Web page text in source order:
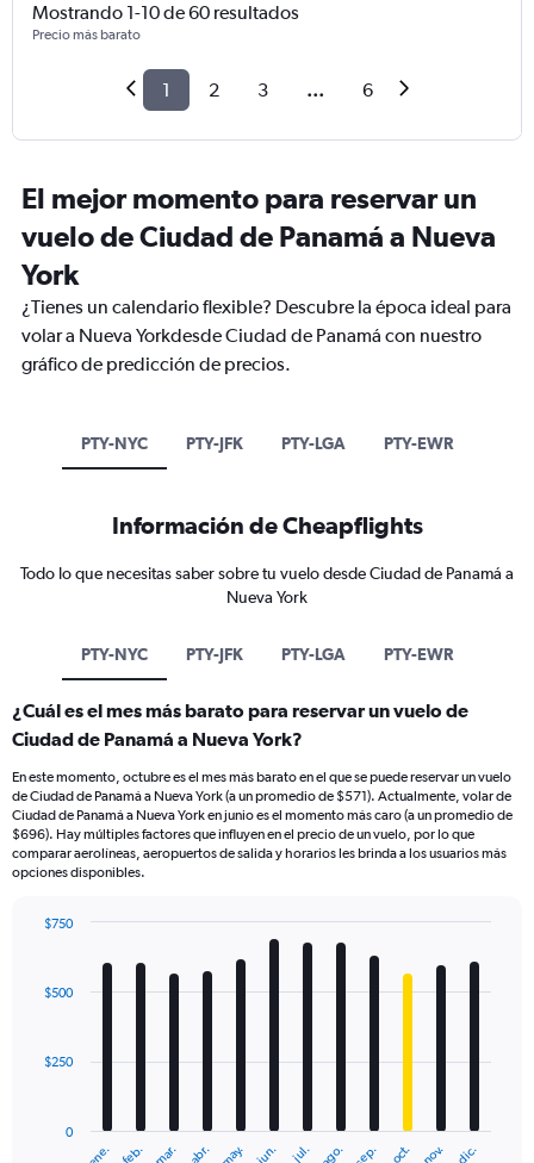
Mostrando 1-10 de 60 resultados
Precio más barato
1 2 3 ... 6
El mejor momento para reservar un
vuelo de Ciudad de Panamá a Nueva
York
¿Tienes un calendario flexible? Descubre la época ideal para
volar a Nueva Yorkdesde Ciudad de Panamá con nuestro
gráfico de predicción de precios.
PTY-NYC PTY-JFK PTY-LGA PTY-EWR
Información de Cheapflights
Todo lo que necesitas saber sobre tu vuelo desde Ciudad de Panamá a
Nueva York
PTY-NYC PTY-JFK PTY-LGA PTY-EWR
¿Cuál es el mes más barato para reservar un vuelo de
Ciudad de Panamá a Nueva York?
En este momento, octubre es el mes más barato en el que se puede reservar un vuelo
de Ciudad de Panamá a Nueva York (a un promedio de $571). Actualmente, volar de
Ciudad de Panamá a Nueva York en junio es el momento más caro (a un promedio de
$696). Hay múltiples factores que influyen en el precio de un vuelo, por lo que
comparar aerolíneas, aeropuertos de salida y horarios les brinda a los usuarios más
opciones disponibles.
with
12
The
ene. feb. mar. abr. may. jun. jul. ago. sep. oct. nov. dic.
0
$250
$500
$750